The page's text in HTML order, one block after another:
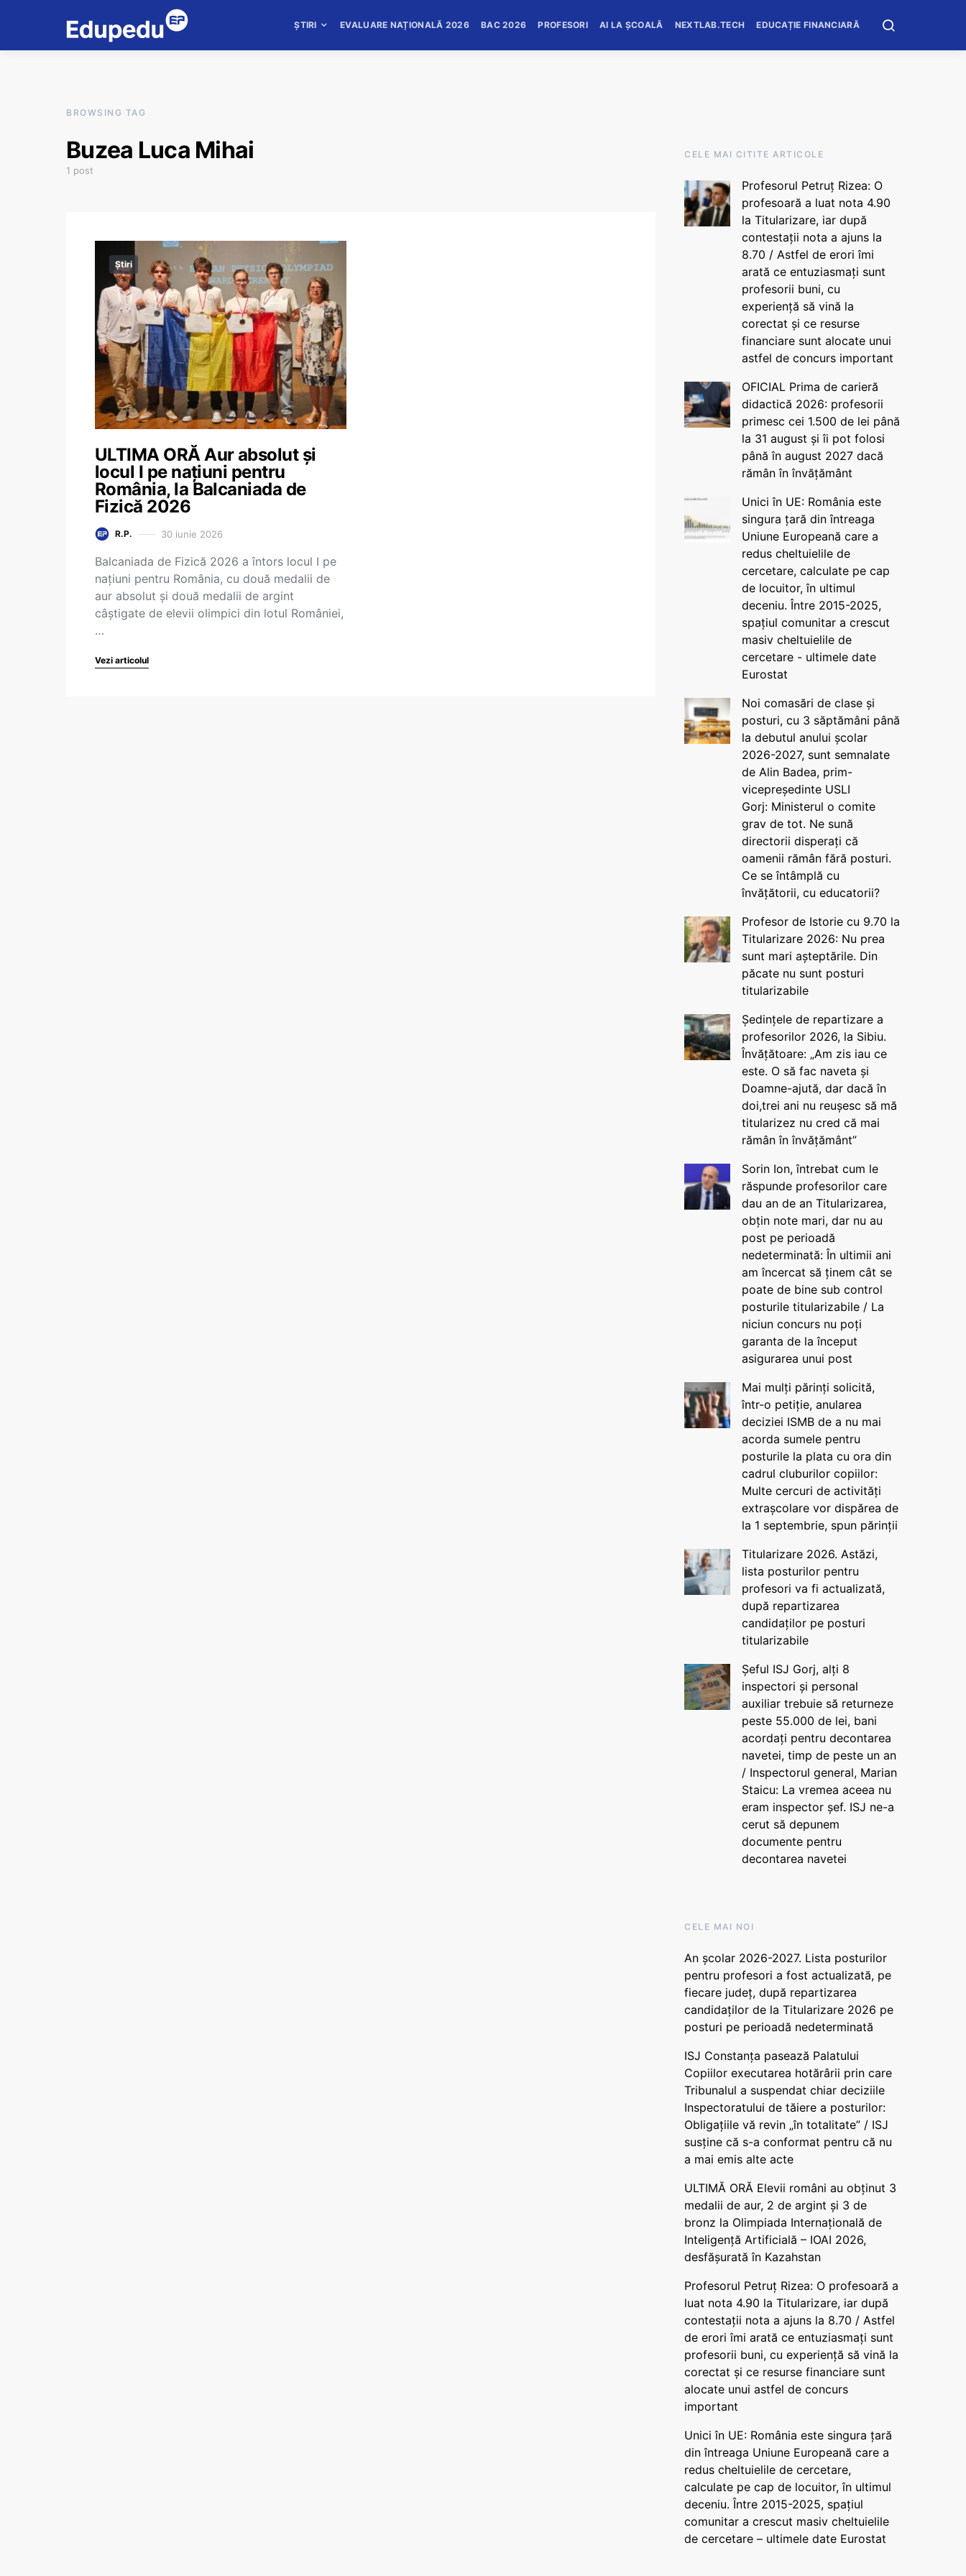
ȘTIRI EVALUARE NAȚIONALĂ 2026 BAC 2026 PROFESORI AI LA ȘCOALĂ NEXTLAB.TECH EDUCAȚIE FINANCIARĂ
BROWSING TAG
Buzea Luca Mihai
1 post
Știri
ULTIMA ORĂ Aur absolut și
locul I pe națiuni pentru
România, la Balcaniada de
Fizică 2026
R.P. 30 iunie 2026
Balcaniada de Fizică 2026 a întors locul I pe
națiuni pentru România, cu două medalii de
aur absolut și două medalii de argint
câștigate de elevii olimpici din lotul României,
…
Vezi articolul
CELE MAI CITITE ARTICOLE
Profesorul Petruț Rizea: O
profesoară a luat nota 4.90
la Titularizare, iar după
contestații nota a ajuns la
8.70 / Astfel de erori îmi
arată ce entuziasmați sunt
profesorii buni, cu
experiență să vină la
corectat și ce resurse
financiare sunt alocate unui
astfel de concurs important
OFICIAL Prima de carieră
didactică 2026: profesorii
primesc cei 1.500 de lei până
la 31 august și îi pot folosi
până în august 2027 dacă
rămân în învățământ
Unici în UE: România este
singura țară din întreaga
Uniune Europeană care a
redus cheltuielile de
cercetare, calculate pe cap
de locuitor, în ultimul
deceniu. Între 2015-2025,
spațiul comunitar a crescut
masiv cheltuielile de
cercetare - ultimele date
Eurostat
Noi comasări de clase și
posturi, cu 3 săptămâni până
la debutul anului școlar
2026-2027, sunt semnalate
de Alin Badea, prim-
vicepreședinte USLI
Gorj: Ministerul o comite
grav de tot. Ne sună
directorii disperați că
oamenii rămân fără posturi.
Ce se întâmplă cu
învățătorii, cu educatorii?
Profesor de Istorie cu 9.70 la
Titularizare 2026: Nu prea
sunt mari așteptările. Din
păcate nu sunt posturi
titularizabile
Ședințele de repartizare a
profesorilor 2026, la Sibiu.
Învățătoare: „Am zis iau ce
este. O să fac naveta și
Doamne-ajută, dar dacă în
doi,trei ani nu reușesc să mă
titularizez nu cred că mai
rămân în învățământ”
Sorin Ion, întrebat cum le
răspunde profesorilor care
dau an de an Titularizarea,
obțin note mari, dar nu au
post pe perioadă
nedeterminată: În ultimii ani
am încercat să ținem cât se
poate de bine sub control
posturile titularizabile / La
niciun concurs nu poți
garanta de la început
asigurarea unui post
Mai mulți părinți solicită,
într-o petiție, anularea
deciziei ISMB de a nu mai
acorda sumele pentru
posturile la plata cu ora din
cadrul cluburilor copiilor:
Multe cercuri de activități
extrașcolare vor dispărea de
la 1 septembrie, spun părinții
Titularizare 2026. Astăzi,
lista posturilor pentru
profesori va fi actualizată,
după repartizarea
candidaților pe posturi
titularizabile
Șeful ISJ Gorj, alți 8
inspectori și personal
auxiliar trebuie să returneze
peste 55.000 de lei, bani
acordați pentru decontarea
navetei, timp de peste un an
/ Inspectorul general, Marian
Staicu: La vremea aceea nu
eram inspector șef. ISJ ne-a
cerut să depunem
documente pentru
decontarea navetei
CELE MAI NOI
An școlar 2026-2027. Lista posturilor
pentru profesori a fost actualizată, pe
fiecare județ, după repartizarea
candidaților de la Titularizare 2026 pe
posturi pe perioadă nedeterminată
ISJ Constanța pasează Palatului
Copiilor executarea hotărârii prin care
Tribunalul a suspendat chiar deciziile
Inspectoratului de tăiere a posturilor:
Obligațiile vă revin „în totalitate” / ISJ
susține că s-a conformat pentru că nu
a mai emis alte acte
ULTIMĂ ORĂ Elevii români au obținut 3
medalii de aur, 2 de argint și 3 de
bronz la Olimpiada Internațională de
Inteligență Artificială – IOAI 2026,
desfășurată în Kazahstan
Profesorul Petruț Rizea: O profesoară a
luat nota 4.90 la Titularizare, iar după
contestații nota a ajuns la 8.70 / Astfel
de erori îmi arată ce entuziasmați sunt
profesorii buni, cu experiență să vină la
corectat și ce resurse financiare sunt
alocate unui astfel de concurs
important
Unici în UE: România este singura țară
din întreaga Uniune Europeană care a
redus cheltuielile de cercetare,
calculate pe cap de locuitor, în ultimul
deceniu. Între 2015-2025, spațiul
comunitar a crescut masiv cheltuielile
de cercetare – ultimele date Eurostat